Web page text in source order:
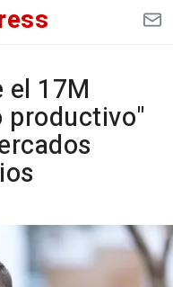
el 17M
productivo"